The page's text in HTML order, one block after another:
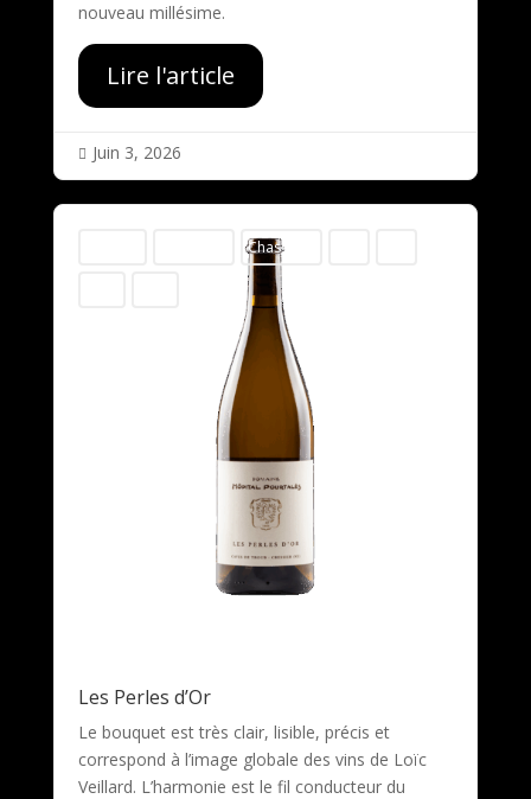
nouveau millésime.
Lire l'article
 Juin 3, 2026
Chasselas
Les Perles d’Or
Le bouquet est très clair, lisible, précis et
correspond à l’image globale des vins de Loïc
Veillard. L’harmonie est le fil conducteur du